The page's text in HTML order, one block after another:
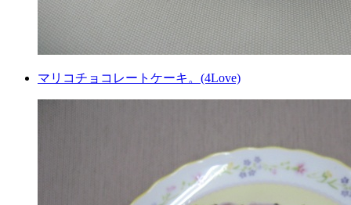
マリコチョコレートケーキ。(4Love)